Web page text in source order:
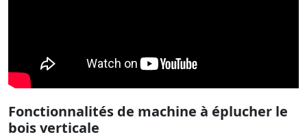
Fonctionnalités de machine à éplucher le
bois verticale